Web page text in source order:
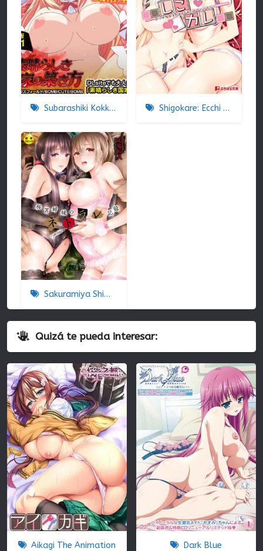
Subarashiki Kokka No Kizuki-kata Shigokare: Ecchi na Joshi Daisei to Doki x2 Love Lesson!! The Animation
Sakuramiya Shimai no Netorare Kiroku
Quizá te pueda interesar:
Aikagi The Animation Dark Blue